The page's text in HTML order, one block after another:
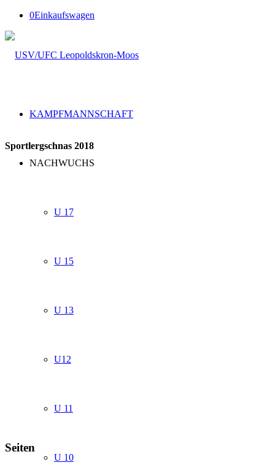
0Einkaufswagen
KAMPFMANNSCHAFT
NACHWUCHS
U 17
U 15
U 13
U12
U 11
U 10
Sportlergschnas 2018
Seiten